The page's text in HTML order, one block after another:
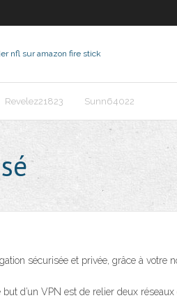
nfl sur amazon fire stick
Revelez21823 Sunn64022
sécurisée et privée, grâce à votre
d’un VPN est de relier deux